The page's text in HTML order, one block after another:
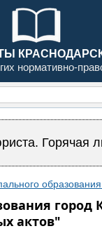
нормативно-
Горячая
город
актов"